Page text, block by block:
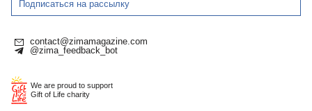
Подписаться на рассылку
contact@zimamagazine.com
@zima_feedback_bot
We are proud to support
Gift of Life charity